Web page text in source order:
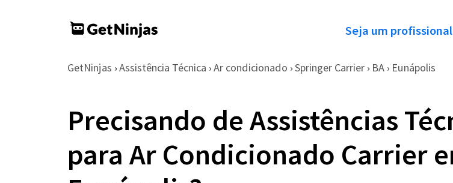
Seja um profissional
GetNinjas › Assistência Técnica › Ar condicionado › Springer Carrier › BA › Eunápolis
Precisando de Assistências
para Ar Condicionado Carrier